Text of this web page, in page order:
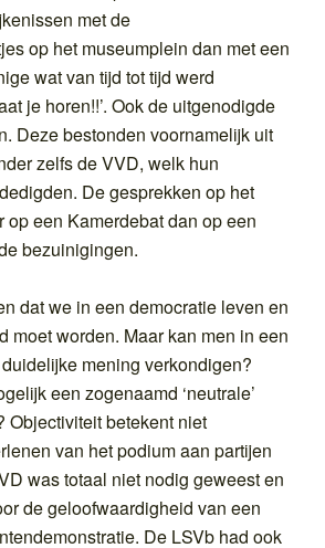
met de
op het museumplein dan met een
wat van tijd tot tijd werd
je horen!!’. Ook de uitgenodigde
Deze bestonden voornamelijk uit
zelfs de VVD, welk hun
De gesprekken op het
op een Kamerdebat dan op een
bezuinigingen.
dat we in een democratie leven en
moet worden. Maar kan men in een
mening verkondigen?
een zogenaamd ‘neutrale’
Objectiviteit betekent niet
van het podium aan partijen
was totaal niet nodig geweest en
de geloofwaardigheid van een
De LSVb had ook